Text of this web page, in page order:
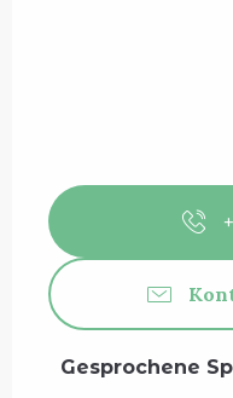
Gesprochene
Gesprochene